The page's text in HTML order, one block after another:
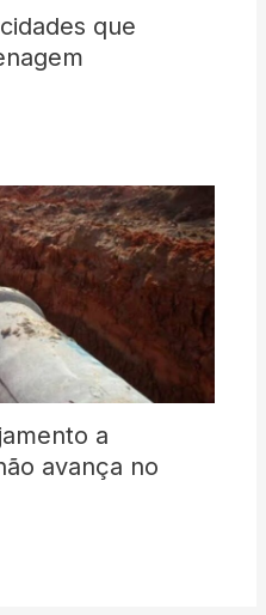
que
a
avança no